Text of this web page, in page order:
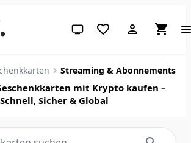
System-Design (klicken für
Streaming & Abonnements
mit Krypto kaufen –
Schnell, Sicher & Global